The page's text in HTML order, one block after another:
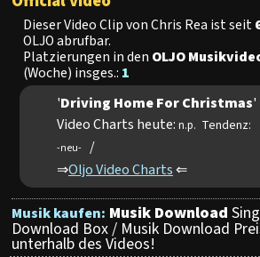
Dieser Video Clip von Chris Rea ist seit
OLJO abrufbar.
Platzierungen in den OLJO
(Woche) insges.: 1
'Driving Home For Christmas'
Video Charts heute: n.p. Tendenz:
-neu- /
⇒Oljo Video Charts ⇐
Musik kaufen: Musik Download
Download Box / Musik Download
unterhalb des Videos!